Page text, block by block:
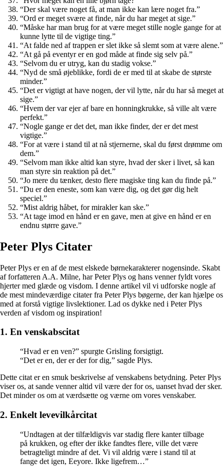
“Der skal være noget få, at man ikke kan lære noget fra.”
“Ord er meget svære at finde, når du har meget at sige.”
“Måske har man brug for at være meget stille nogle gange for at
kunne lytte til de vigtige ting.”
“At falde ned af trappen er slet ikke så slemt som at være alene.”
“At gå på eventyr er en god måde at finde sig selv på.”
“Selvom du er utryg, kan du stadig vokse.”
“Nyd de små øjeblikke, fordi de er med til at skabe de største
minder.”
“Det er vigtigt at have nogen, der vil lytte, når du har så meget at
sige.”
“Hvem der var ejer af bare en honningkrukke, så ville alt være
perfekt.”
“Nogle gange er det det, man ikke finder, der er det mest
vigtige.”
“For at være i stand til at nå stjernerne, skal du først drømme om
dem.”
“Selvom man ikke altid kan styre, hvad der sker i livet, så kan
man styre sin reaktion på det.”
“Jo mere du tænker, desto flere magiske ting kan du finde på.”
“Du er den eneste, som kan være dig, og det gør dig helt
speciel.”
“Mist aldrig håbet, for mirakler kan ske.”
“At tage imod en hånd er en gave, men at give en hånd er en
endnu større gave.”
Peter Plys Citater
Peter Plys er en af de mest elskede børnekarakterer nogensinde. Skabt
af forfatteren A.A. Milne, har Peter Plys og hans venner fyldt vores
hjerter med glæde og visdom. I denne artikel vil vi udforske nogle af
de mest mindeværdige citater fra Peter Plys bøgerne, der kan hjælpe os
med at forstå vigtige livslektioner. Lad os dykke ned i Peter Plys
verden af visdom og inspiration!
1. En venskabscitat
“Hvad er en ven?” spurgte Grisling forsigtigt.
“Det er en, der er der for dig,” sagde Plys.
Dette citat er en smuk beskrivelse af venskabens betydning. Peter Plys
viser os, at sande venner altid vil være der for os, uanset hvad der sker.
Det minder os om at værdsætte og værne om vores venskaber.
2. Enkelt levevilkårcitat
“Undtagen at der tilfældigvis var stadig flere kanter tilbage
på krukken, og efter der ikke fandtes flere, ville det være
betragteligt mindre af det. Vi vil aldrig være i stand til at
fange det igen, Eeyore. Ikke ligefrem…”